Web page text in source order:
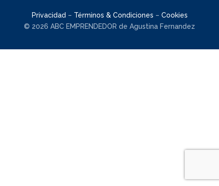
Privacidad – Términos & Condiciones – Cookies
© 2026 ABC EMPRENDEDOR de Agustina Fernandez